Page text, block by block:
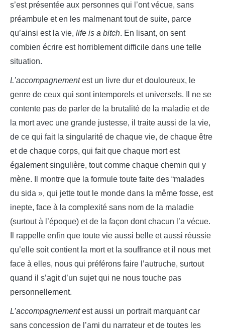
s’est présentée aux personnes qui l’ont vécue, sans
préambule et en les malmenant tout de suite, parce
qu’ainsi est la vie, life is a bitch. En lisant, on sent
combien écrire est horriblement difficile dans une telle
situation.
L’accompagnementest un livre dur et douloureux, le
genre de ceux qui sont intemporels et universels. Il ne se
contente pas de parler de la brutalité de la maladie et de
la mort avec une grande justesse, il traite aussi de la vie,
de ce qui fait la singularité de chaque vie, de chaque être
et de chaque corps, qui fait que chaque mort est
également singulière, tout comme chaque chemin qui y
mène. Il montre que la formule toute faite des “malades
du sida », qui jette tout le monde dans la même fosse, est
inepte, face à la complexité sans nom de la maladie
(surtout à l’époque) et de la façon dont chacun l’a vécue.
Il rappelle enfin que toute vie aussi belle et aussi réussie
qu’elle soit contient la mort et la souffrance et il nous met
face à elles, nous qui préférons faire l’autruche, surtout
quand il s’agit d’un sujet qui ne nous touche pas
personnellement.
L’accompagnementest aussi un portrait marquant car
sans concession de l’ami du narrateur et de toutes les